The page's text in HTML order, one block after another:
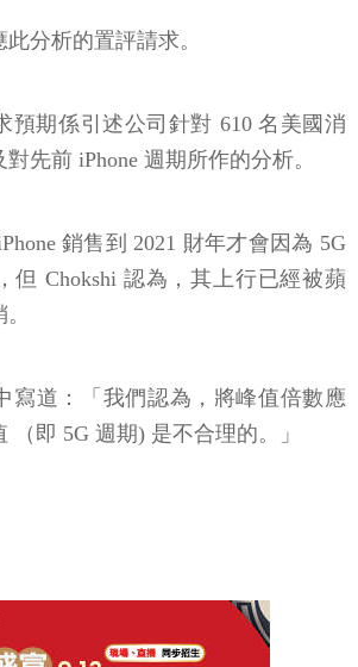
分析的置評請求。
預期係引述公司針對 610 名美國消
先前 iPhone 週期所作的分析。
銷售到 2021 財年才會因為 5G
但 Chokshi 認為，其上行已經被蘋
寫道：「我們認為，將峰值倍數應
（即 5G 週期) 是不合理的。」